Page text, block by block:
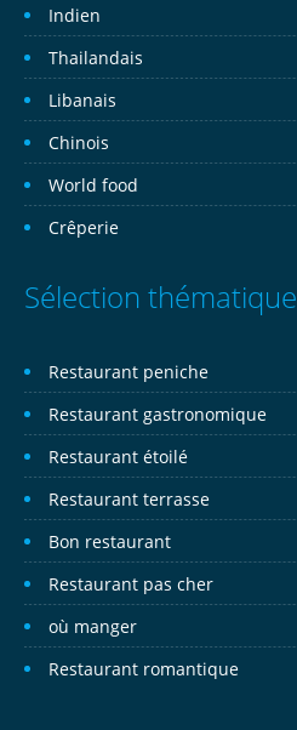
Indien
Thailandais
Libanais
Chinois
World food
Crêperie
Sélection thématique
Restaurant peniche
Restaurant gastronomique
Restaurant étoilé
Restaurant terrasse
Bon restaurant
Restaurant pas cher
où manger
Restaurant romantique